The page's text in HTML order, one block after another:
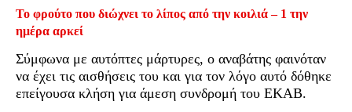
Το φρούτο που διώχνει το λίπος από την κοιλιά – 1 την
ημέρα αρκεί
Σύμφωνα με αυτόπτες μάρτυρες, ο αναβάτης φαινόταν
να έχει τις αισθήσεις του και για τον λόγο αυτό δόθηκε
επείγουσα κλήση για άμεση συνδρομή του ΕΚΑΒ.